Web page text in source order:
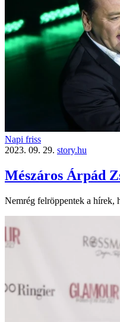
Napi friss
2023. 09. 29. story.hu
Mészáros Árpád
Nemrég felröppentek a hírek,